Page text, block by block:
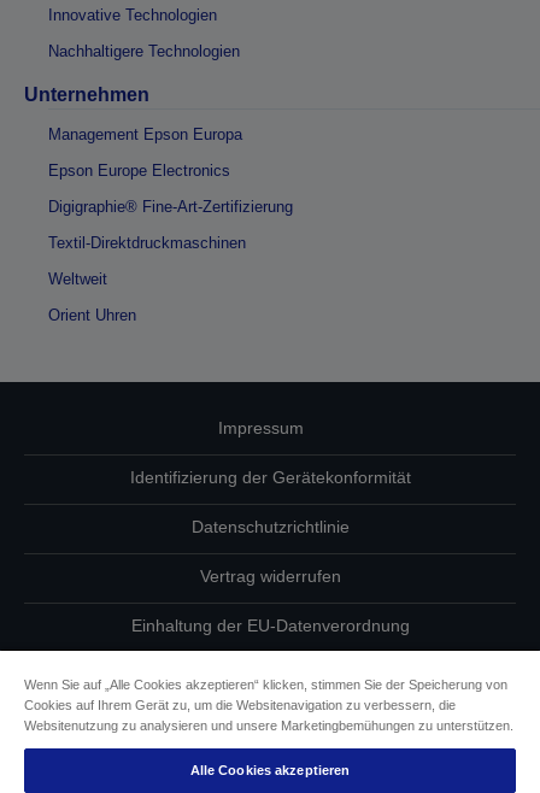
Innovative Technologien
Nachhaltigere Technologien
Unternehmen
Management Epson Europa
Epson Europe Electronics
Digigraphie® Fine-Art-Zertifizierung
Textil-Direktdruckmaschinen
Weltweit
Orient Uhren
Impressum
Identifizierung der Gerätekonformität
Datenschutzrichtlinie
Vertrag widerrufen
Einhaltung der EU-Datenverordnung
Informationen zu Cookies
Epson Engagement für Barrierefreiheit
Wenn Sie auf „Alle Cookies akzeptieren“ klicken, stimmen Sie der Speicherung von
Cookies auf Ihrem Gerät zu, um die Websitenavigation zu verbessern, die
Websitenutzung zu analysieren und unsere Marketingbemühungen zu unterstützen.
Alle Cookies akzeptieren